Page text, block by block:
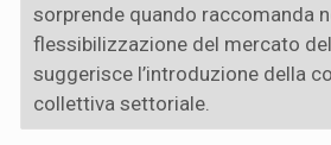
sorprende quando raccomanda
flessibilizzazione del mercato
suggerisce l’introduzione della
collettiva settoriale.